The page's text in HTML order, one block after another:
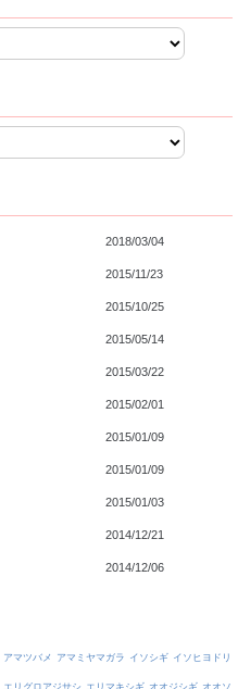
2018/03/04
2015/11/23
2015/10/25
2015/05/14
2015/03/22
2015/02/01
2015/01/09
2015/01/09
2015/01/03
2014/12/21
2014/12/06
アマツバメ アマミヤマガラ イソシギ イソヒヨドリ
エリグロアジサシ エリマキシギ オオジシギ オオソ